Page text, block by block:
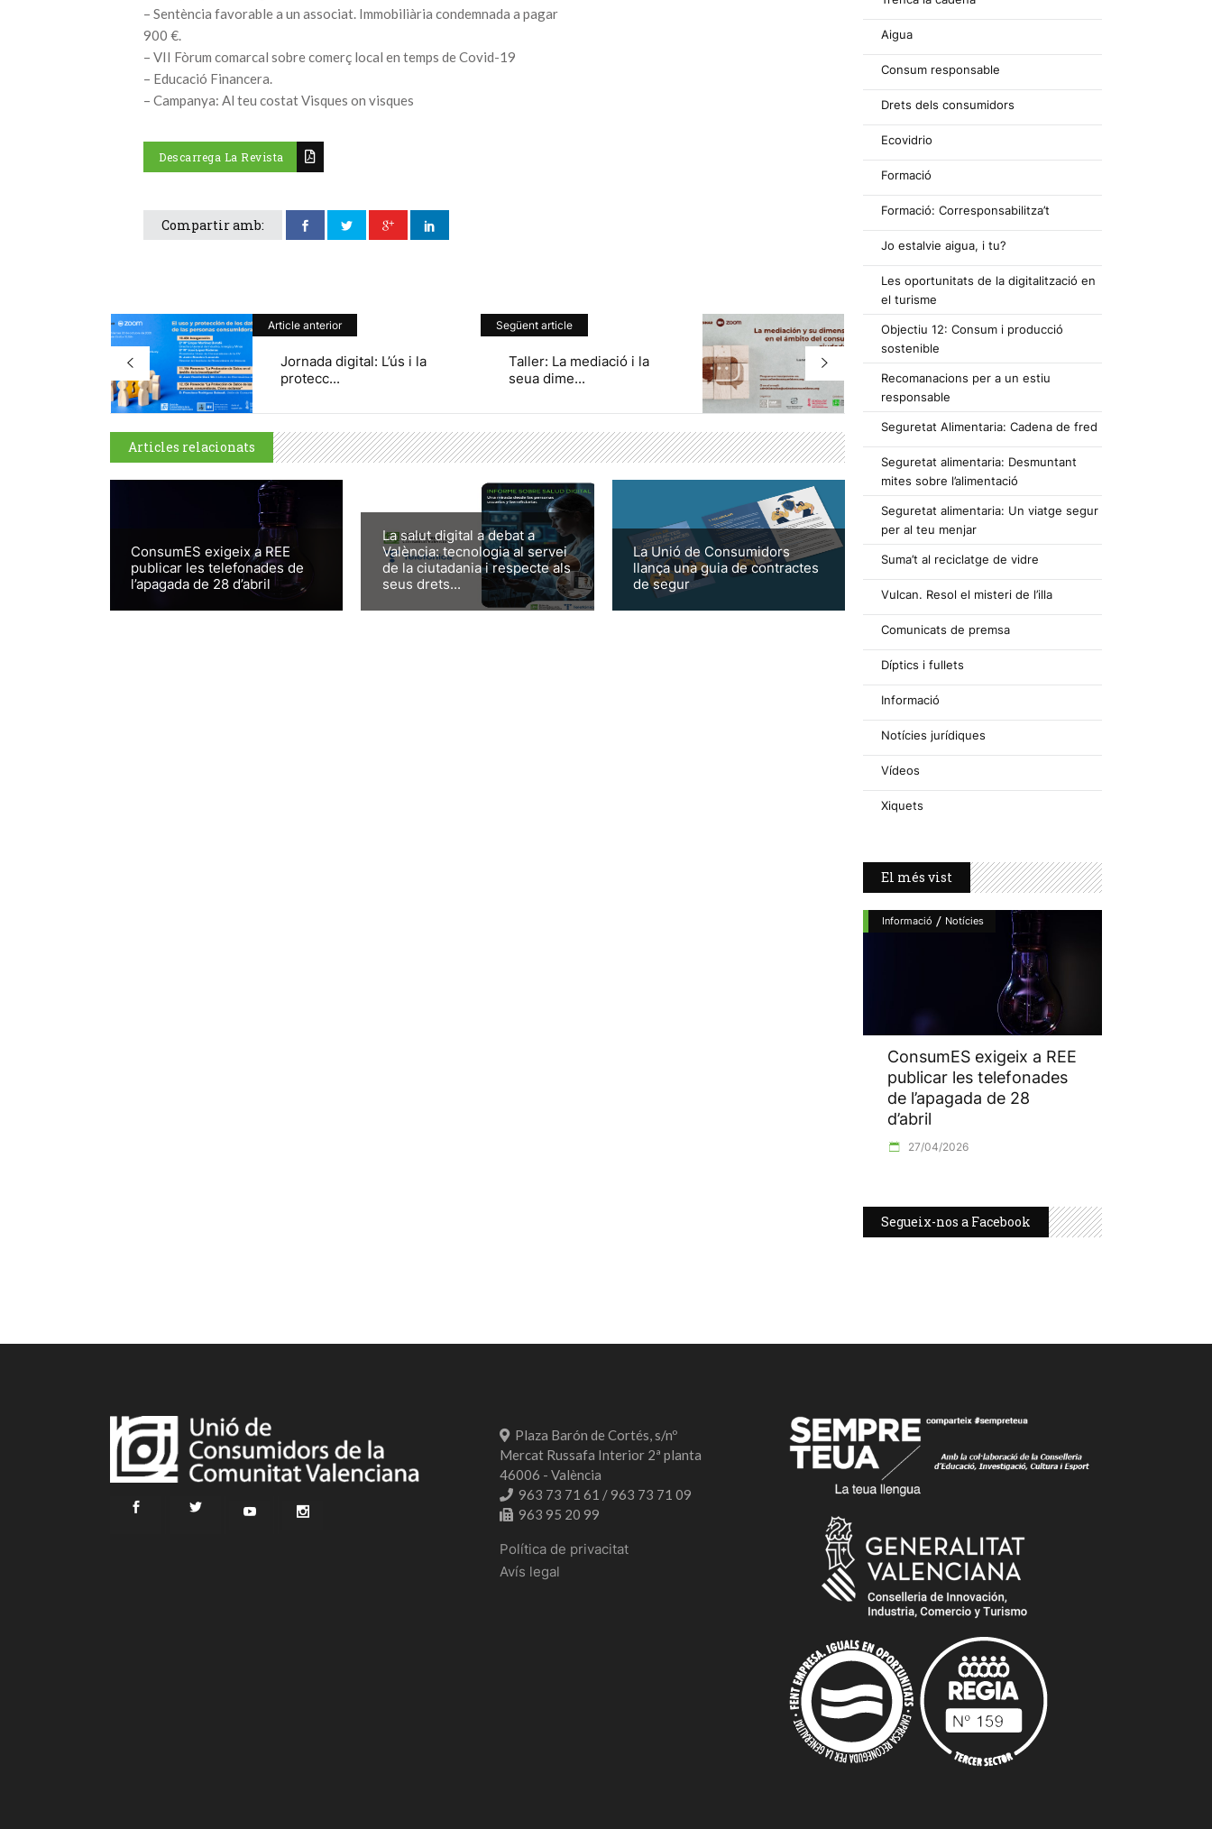
– Sentència favorable a un associat. Immobiliària condemnada a pagar
900 €.
– VII Fòrum comarcal sobre comerç local en temps de Covid-19
– Educació Financera.
– Campanya: Al teu costat Visques on visques
Descarrega La Revista
Compartir amb:
Article anterior
Jornada digital: L’ús i la
protecc...
Següent article
Taller: La mediació i la
seua dime...
Articles relacionats
ConsumES exigeix a REE
publicar les telefonades de
l’apagada de 28 d’abril
La salut digital a debat a
València: tecnologia al servei
de la ciutadania i respecte als
seus drets...
La Unió de Consumidors
llança una guia de contractes
de segur
Aigua
Consum responsable
Drets dels consumidors
Ecovidrio
Formació
Formació: Corresponsabilitza’t
Jo estalvie aigua, i tu?
Les oportunitats de la digitalització en
el turisme
Objectiu 12: Consum i producció
sostenible
Recomanacions per a un estiu
responsable
Seguretat Alimentaria: Cadena de fred
Seguretat alimentaria: Desmuntant
mites sobre l’alimentació
Seguretat alimentaria: Un viatge segur
per al teu menjar
Suma’t al reciclatge de vidre
Vulcan. Resol el misteri de l’illa
Comunicats de premsa
Díptics i fullets
Informació
Notícies jurídiques
Vídeos
Xiquets
El més vist
Informació / Notícies
ConsumES exigeix a REE
publicar les telefonades
de l’apagada de 28
d’abril
27/04/2026
Segueix-nos a Facebook
Plaza Barón de Cortés, s/nº
Mercat Russafa Interior 2ª planta
46006 - València
963 73 71 61 / 963 73 71 09
963 95 20 99
Política de privacitat
Avís legal